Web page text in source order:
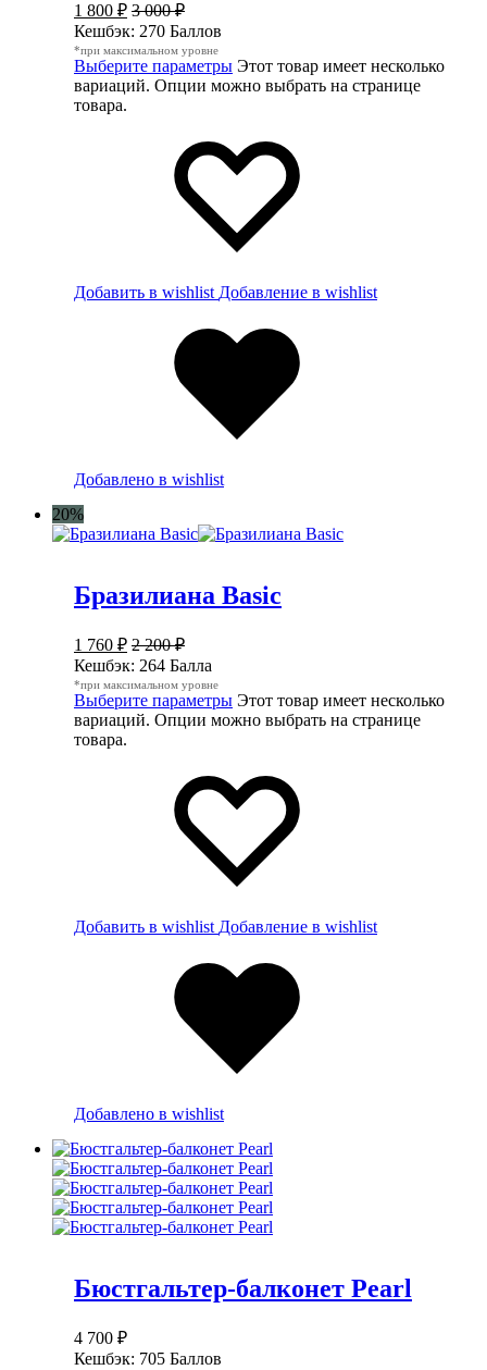
1 800 ₽ 3 000₽
Кешбэк: 270 Баллов
*при максимальном уровне
Выберите параметры Этот товар имеет несколько
вариаций. Опции можно выбрать на странице
товара.
Добавить в wishlist Добавление в wishlist
Добавлено в wishlist
20%
Бразилиана Basic
1 760 ₽ 2 200₽
Кешбэк: 264 Балла
*при максимальном уровне
Выберите параметры Этот товар имеет несколько
вариаций. Опции можно выбрать на странице
товара.
Добавить в wishlist Добавление в wishlist
Добавлено в wishlist
Бюстгальтер-балконет Pearl
4 700 ₽
Кешбэк: 705 Баллов